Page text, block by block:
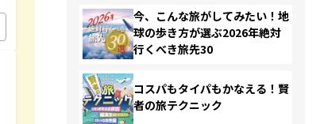
今、こんな旅がしてみたい！地
球の歩き方が選ぶ2026年絶対
行くべき旅先30
コスパもタイパもかなえる！賢
者の旅テクニック